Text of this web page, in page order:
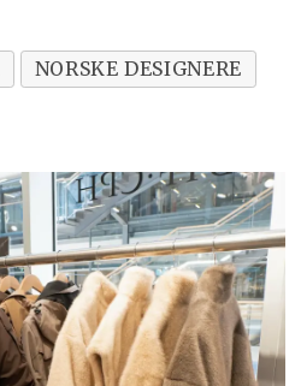
NORSKE DESIGNERE